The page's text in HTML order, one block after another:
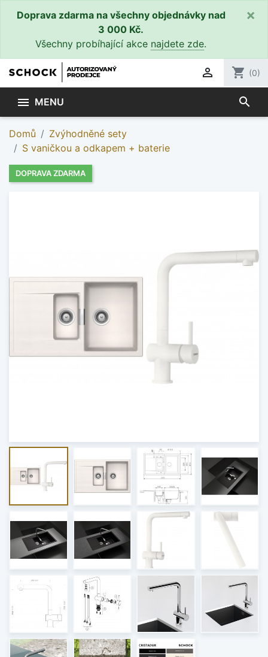
Doprava zdarma na všechny objednávky nad
3 000 Kč.
Všechny probíhající akce najdete zde.
×
 shopping_cart (0)
 MENU search
Domů
Zvýhodněné sety
S vaničkou a odkapem + baterie
DOPRAVA ZDARMA